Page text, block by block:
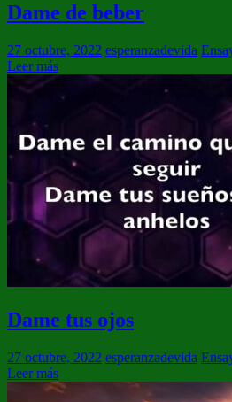
Dame de beber
27 octubre, 2022 esperanzadevida
Leer más
Dame tus ojos
27 octubre, 2022 esperanzadevida
Leer más